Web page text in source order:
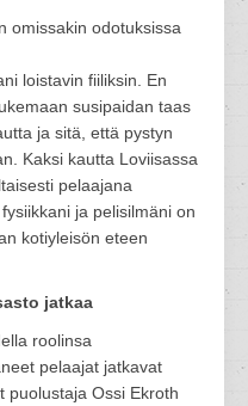
omissakin odotuksissa
loistavin fiiliksin. En
susipaidan taas
ja sitä, että pystyn
Kaksi kautta Loviisassa
pelaajana
ja pelisilmäni on
kotiyleisön eteen
jatkaa
roolinsa
pelaajat jatkavat
puolustaja Ossi Ekroth